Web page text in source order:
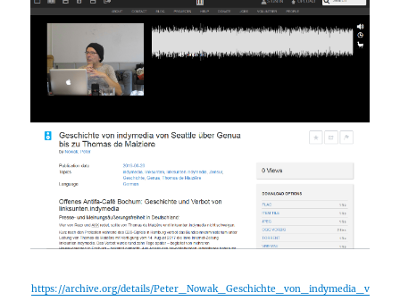
https://archive.org/details/Peter_Nowak_Geschichte_von_indymedia_v